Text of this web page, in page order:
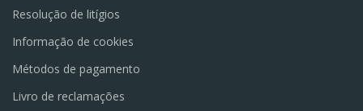
Resolução de litígios
Informação de cookies
Métodos de pagamento
Livro de reclamações